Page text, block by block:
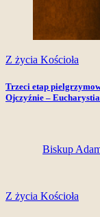
Z życia Kościoła
Trzeci etap
Ojczyźnie –
Biskup
Z życia Kościoła